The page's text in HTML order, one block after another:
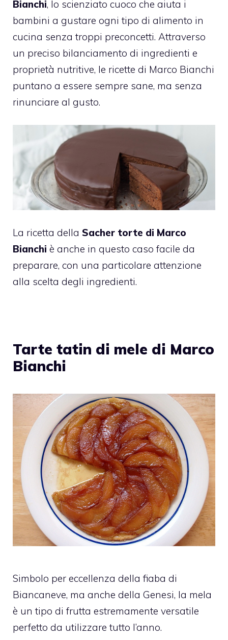
Bianchi, lo scienziato cuoco che aiuta i
bambini a gustare ogni tipo di alimento in
cucina senza troppi preconcetti. Attraverso
un preciso bilanciamento di ingredienti e
proprietà nutritive, le ricette di Marco Bianchi
puntano a essere sempre sane, ma senza
rinunciare al gusto.
La ricetta della Sacher torte di Marco
Bianchi è anche in questo caso facile da
preparare, con una particolare attenzione
alla scelta degli ingredienti.
Tarte tatin di mele di Marco
Bianchi
Simbolo per eccellenza della fiaba di
Biancaneve, ma anche della Genesi, la mela
è un tipo di frutta estremamente versatile
perfetto da utilizzare tutto l’anno.